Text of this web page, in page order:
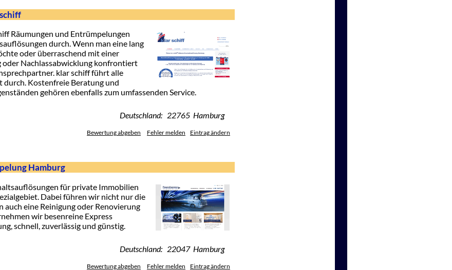
Räumungen und Entrümpelungen
durch. Wenn man eine lang
oder überraschend mit einer
Nachlassabwicklung konfrontiert
klar schiff führt alle
durch. Kostenfreie Beratung und
gehören ebenfalls zum umfassenden Service.
Deutschland: 22765 Hamburg
Bewertung abgeben Fehler melden Eintrag ändern
Hamburg
für private Immobilien
Dabei führen wir nicht nur die
eine Reinigung oder Renovierung
wir besenreine Express
schnell, zuverlässig und günstig.
Deutschland: 22047 Hamburg
Bewertung abgeben Fehler melden Eintrag ändern